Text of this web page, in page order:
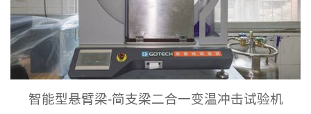
智能型悬臂梁-简支梁二合一变温冲击试验机